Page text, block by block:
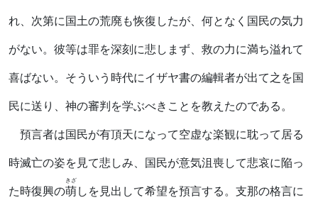
れ、次第に国土の荒廃も恢復したが、何となく国民の気力
がない。彼等は罪を深刻に悲しまず、救の力に満ち溢れて
喜ばない。そういう時代にイザヤ書の編輯者が出て之を国
民に送り、神の審判を学ぶべきことを教えたのである。
預言者は国民が有頂天になって空虚な楽観に耽って居る
時滅亡の姿を見て悲しみ、国民が意気沮喪して悲哀に陥っ
た時復興の萌
きざ
しを見出して希望を預言する。支那の格言に